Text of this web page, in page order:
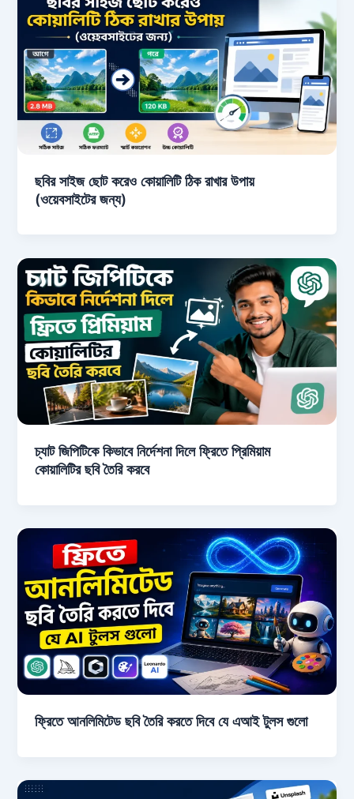
ছবির সাইজ ছোট করেও কোয়ালিটি ঠিক রাখার উপায়
(ওয়েবসাইটের জন্য)
চ্যাট জিপিটিকে কিভাবে নির্দেশনা দিলে ফ্রিতে প্রিমিয়াম
কোয়ালিটির ছবি তৈরি করবে
ফ্রিতে আনলিমিটেড ছবি তৈরি করতে দিবে যে এআই টুলস গুলো